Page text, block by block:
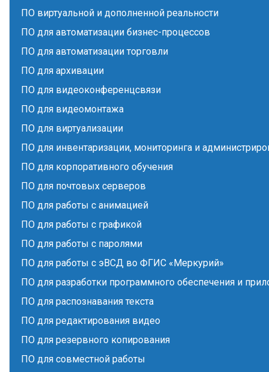
ПО виртуальной и дополненной реальности
ПО для автоматизации бизнес-процессов
ПО для автоматизации торговли
ПО для архивации
ПО для видеоконференцсвязи
ПО для видеомонтажа
ПО для виртуализации
ПО для инвентаризации, мониторинга и
ПО для корпоративного обучения
ПО для почтовых серверов
ПО для работы с анимацией
ПО для работы с графикой
ПО для работы с паролями
ПО для работы с эВСД во ФГИС «Меркурий»
ПО для разработки программного обеспечения и
ПО для распознавания текста
ПО для редактирования видео
ПО для резервного копирования
ПО для совместной работы